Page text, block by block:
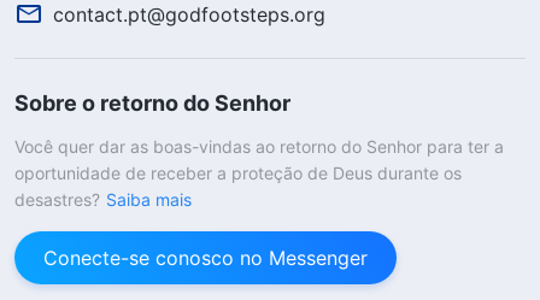
contact.pt@godfootsteps.org
Sobre o retorno do Senhor
Você quer dar as boas-vindas ao retorno do Senhor para ter a
oportunidade de receber a proteção de Deus durante os
desastres? Saiba mais
Conecte-se conosco no Messenger